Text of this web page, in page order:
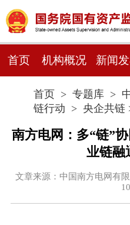
首页 机构概况 新闻
首页> 专题库>
链行动 > 央企共链
南方电网：多“链”
业链融
文章来源：中国南方电网